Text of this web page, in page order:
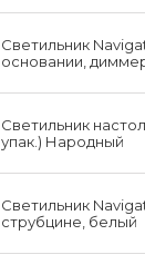
Светильник
основании,
Светильник
упак.) Народный
Светильник
струбцине, белый